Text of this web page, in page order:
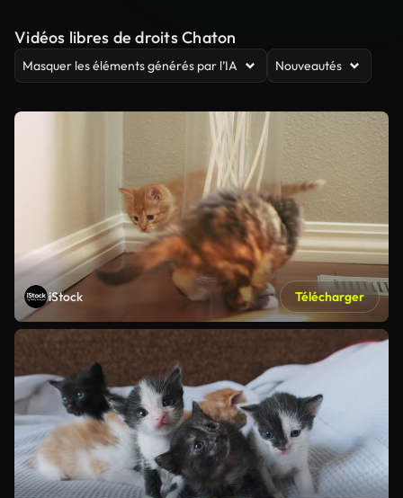
Vidéos libres de droits Chaton
Masquer les éléments générés par l’IA Nouveautés
iStock Télécharger